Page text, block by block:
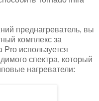
преднагреватель, вы
комплекс за
используется
спектра, который
нагреватели: